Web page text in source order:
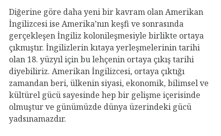
Diğerine göre daha yeni bir kavram olan Amerikan
İngilizcesi ise Amerika’nın keşfi ve sonrasında
gerçekleşen İngiliz kolonileşmesiyle birlikte ortaya
çıkmıştır. İngilizlerin kıtaya yerleşmelerinin tarihi
olan 18. yüzyıl için bu lehçenin ortaya çıkış tarihi
diyebiliriz. Amerikan İngilizcesi, ortaya çıktığı
zamandan beri, ülkenin siyasi, ekonomik, bilimsel ve
kültürel gücü sayesinde hep bir gelişme içerisinde
olmuştur ve günümüzde dünya üzerindeki gücü
yadsınamazdır.